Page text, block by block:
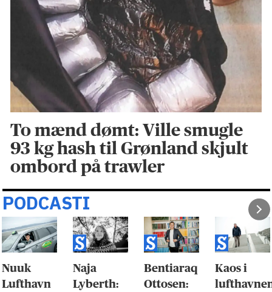
To mænd dømt: Ville smugle
93 kg hash til Grønland skjult
ombord på trawler
PODCASTI
Nuuk
Lufthavn
Naja
Lyberth:
Bentiaraq
Ottosen:
Kaos i